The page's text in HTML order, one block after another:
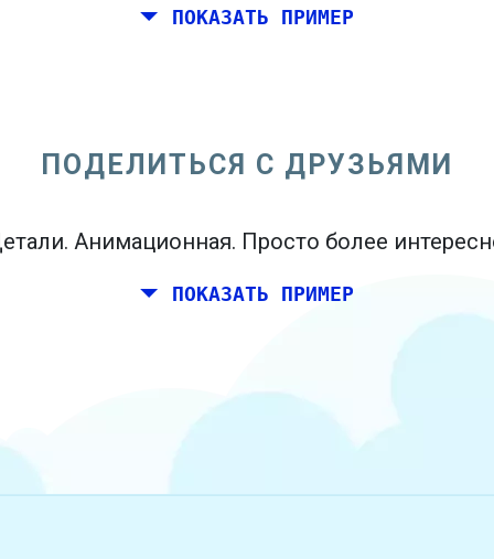
ПОКАЗАТЬ ПРИМЕР
ПОДЕЛИТЬСЯ С ДРУЗЬЯМИ
Анимационная. Просто более
ПОКАЗАТЬ ПРИМЕР